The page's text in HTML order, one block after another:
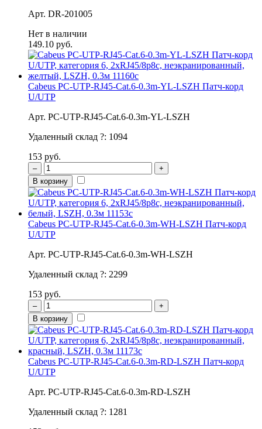
Арт. DR-201005
Нет в наличии
149.10 руб.
Cabeus PC-UTP-RJ45-Cat.6-0.3m-YL-LSZH Патч-корд
U/UTP
Арт. PC-UTP-RJ45-Cat.6-0.3m-YL-LSZH
Удаленный склад ?: 1094
153 руб.
–
+
В корзину
Cabeus PC-UTP-RJ45-Cat.6-0.3m-WH-LSZH Патч-корд
U/UTP
Арт. PC-UTP-RJ45-Cat.6-0.3m-WH-LSZH
Удаленный склад ?: 2299
153 руб.
–
+
В корзину
Cabeus PC-UTP-RJ45-Cat.6-0.3m-RD-LSZH Патч-корд
U/UTP
Арт. PC-UTP-RJ45-Cat.6-0.3m-RD-LSZH
Удаленный склад ?: 1281